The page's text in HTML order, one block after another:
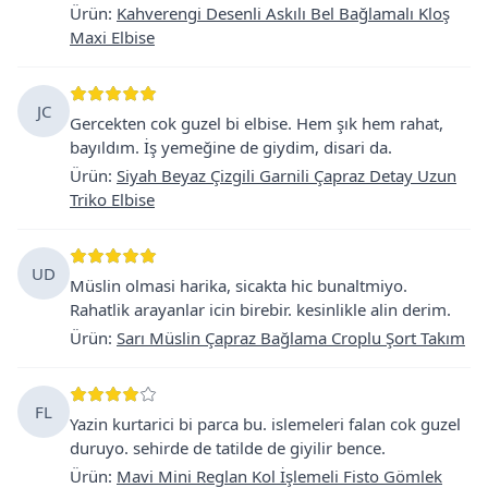
Ürün: Kahverengi Desenli Askılı Bel Bağlamalı Kloş
Maxi Elbise
JC
Gercekten cok guzel bi elbise. Hem şık hem rahat,
bayıldım. İş yemeğine de giydim, disari da.
Ürün: Siyah Beyaz Çizgili Garnili Çapraz Detay Uzun
Triko Elbise
UD
Müslin olmasi harika, sicakta hic bunaltmiyo.
Rahatlik arayanlar icin birebir. kesinlikle alin derim.
Ürün: Sarı Müslin Çapraz Bağlama Croplu Şort Takım
FL
Yazin kurtarici bi parca bu. islemeleri falan cok guzel
duruyo. sehirde de tatilde de giyilir bence.
Ürün: Mavi Mini Reglan Kol İşlemeli Fisto Gömlek